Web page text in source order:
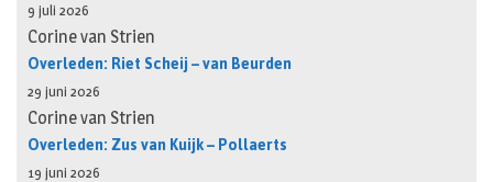
9 juli 2026
Corine van Strien
Overleden: Riet Scheij – van Beurden
29 juni 2026
Corine van Strien
Overleden: Zus van Kuijk – Pollaerts
19 juni 2026